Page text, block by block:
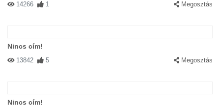
14266 1 Megosztás
Nincs cím!
13842 5 Megosztás
Nincs cím!